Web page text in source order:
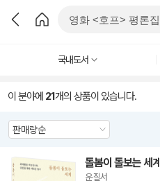
국내도서
이 분야에 21개의 상품이 있습니다.
돌봄이 돌보는 세계
운 질서